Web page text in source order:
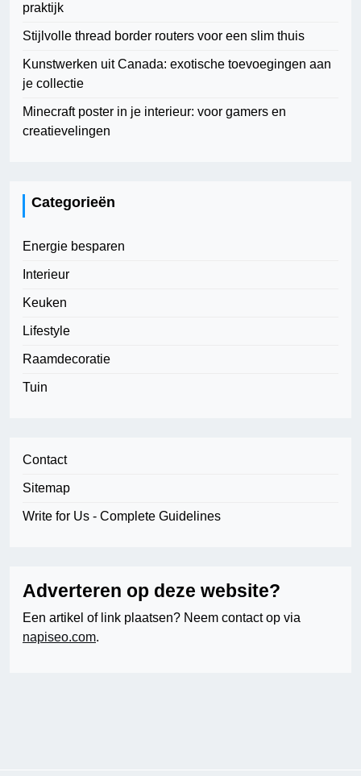
praktijk
Stijlvolle thread border routers voor een slim thuis
Kunstwerken uit Canada: exotische toevoegingen aan
je collectie
Minecraft poster in je interieur: voor gamers en
creatievelingen
Categorieën
Energie besparen
Interieur
Keuken
Lifestyle
Raamdecoratie
Tuin
Contact
Sitemap
Write for Us - Complete Guidelines
Adverteren op deze website?
Een artikel of link plaatsen? Neem contact op via
napiseo.com.